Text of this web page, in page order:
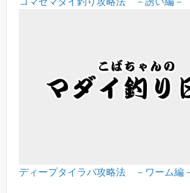
ディープタイラバ攻略法 －ワーム編